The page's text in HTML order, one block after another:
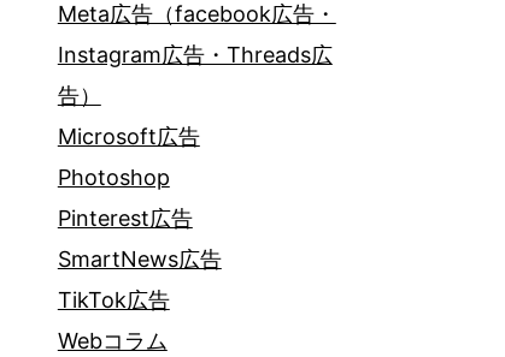
Meta広告（facebook広告・
Instagram広告・Threads広
告）
Microsoft広告
Photoshop
Pinterest広告
SmartNews広告
TikTok広告
Webコラム